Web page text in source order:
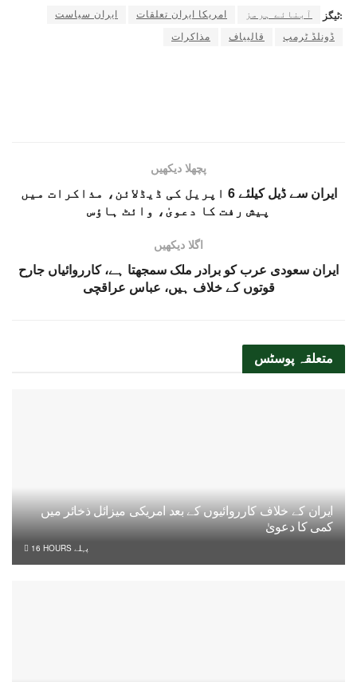
ٹیگز: آبنائے ہرمز امریکا ایران تعلقات
ایران سیاست
ڈونلڈ ٹرمپ
قالیباف مذاکرات
پچھلا دیکھیں
ایران سے ڈیل کیلئے 6 اپریل کی ڈیڈلائن، مذاکرات میں
پیش رفت کا دعویٰ، وائٹ ہاؤس
اگلا دیکھیں
ایران سعودی عرب کو برادر ملک سمجھتا ہے، کارروائیاں جارح
قوتوں کے خلاف ہیں، عباس عراقچی
متعلقہ پوسٹس
ایران کے خلاف کارروائیوں کے بعد امریکی میزائل ذخائر میں
کمی کا دعویٰ
16 HOURS پہلے